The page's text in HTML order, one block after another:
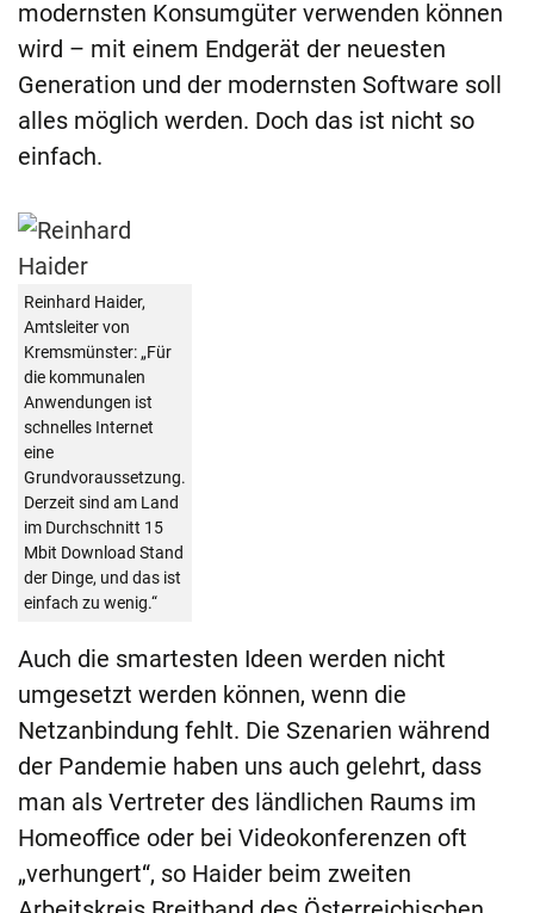
modernsten Konsumgüter verwenden können
wird – mit einem Endgerät der neuesten
Generation und der modernsten Software soll
alles möglich werden. Doch das ist nicht so
einfach.
Reinhard Haider,
Amtsleiter von
Kremsmünster: „Für
die kommunalen
Anwendungen ist
schnelles Internet
eine
Grundvoraussetzung.
Derzeit sind am Land
im Durchschnitt 15
Mbit Download Stand
der Dinge, und das ist
einfach zu wenig.“
Auch die smartesten Ideen werden nicht
umgesetzt werden können, wenn die
Netzanbindung fehlt. Die Szenarien während
der Pandemie haben uns auch gelehrt, dass
man als Vertreter des ländlichen Raums im
Homeoffice oder bei Videokonferenzen oft
„verhungert“, so Haider beim zweiten